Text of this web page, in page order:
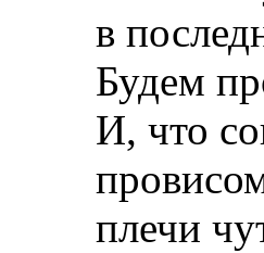
в
Будем
И, что
плечи